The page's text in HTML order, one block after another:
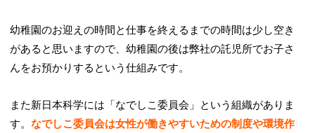
幼稚園のお迎えの時間と仕事を終えるまでの時間は少し空き
があると思いますので、幼稚園の後は弊社の託児所でお子さ
んをお預かりするという仕組みです。
また新日本科学には「なでしこ委員会」という組織がありま
す。なでしこ委員会は女性が働きやすいための制度や環境作